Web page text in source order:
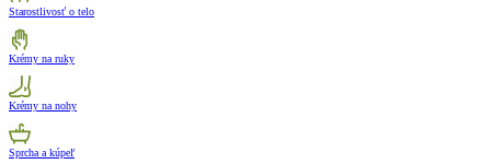
Starostlivosť o telo
Krémy na ruky
Krémy na nohy
Sprcha a kúpeľ